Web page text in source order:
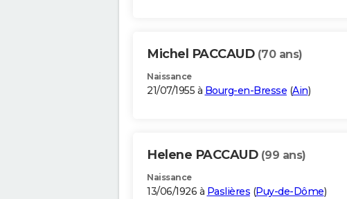
Michel PACCAUD (70 ans)
Naissance
21/07/1955 à Bourg-en-Bresse (Ain)
Helene PACCAUD (99 ans)
Naissance
13/06/1926 à Paslières (Puy-de-Dôme)